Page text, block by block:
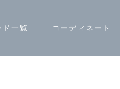
ド一覧 コーディネート